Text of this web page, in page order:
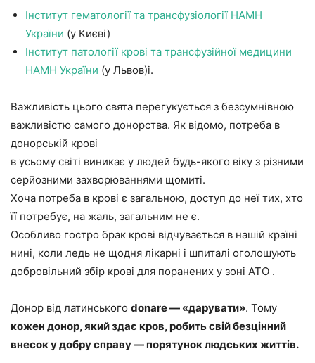
Інститут гематології та трансфузіології НАМН
України (у Києві)
Інститут патології крові та трансфузійної медицини
НАМН України (у Львов)і.
Важливість цього свята перегукується з безсумнівною
важливістю самого донорства. Як відомо, потреба в
донорській крові
в усьому світі виникає у людей будь-якого віку з різними
серйозними захворюваннями щомиті.
Хоча потреба в крові є загальною, доступ до неї тих, хто
її потребує, на жаль, загальним не є.
Особливо гостро брак крові відчувається в нашій країні
нині, коли ледь не щодня лікарні і шпиталі оголошують
добровільний збір крові для поранених у зоні АТО .
Донор від латинського donare — «дарувати». Тому
кожен донор, який здає кров, робить свій безцінний
внесок у добру справу — порятунок людських життів.